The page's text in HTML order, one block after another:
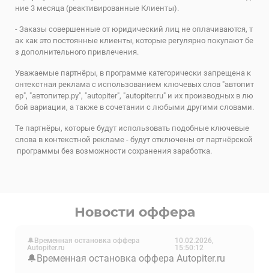
ние 3 месяца (реактивированные Клиенты).
- Заказы совершенные от юридический лиц не оплачиваются, т
ак как это постоянные клиенты, которые регулярно покупают бе
з дополнительного привлечения.
Уважаемые партнёры, в программе категорически запрещена к
онтекстная реклама с использованием ключевых слов "автопит
ер", "автопитер.ру", "autopiter", "autopiter.ru" и их производных в лю
бой вариации, а также в сочетании с любыми другими словами.
Те партнёры, которые будут использовать подобные ключевые
слова в контекстной рекламе - будут отключены от партнёрской
программы без возможности сохранения заработка.
Новости оффера
🔔Временная остановка оффера
Autopiter.ru
10.02.2026,
15:50:12
🔔Временная остановка оффера Autopiter.ru